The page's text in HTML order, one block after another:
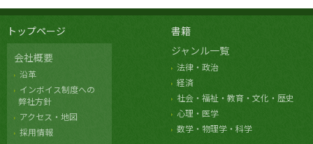
トップページ
会社概要
沿革
インボイス制度への
弊社方針
アクセス・地図
採用情報
書籍
ジャンル一覧
法律・政治
経済
社会・福祉・教育・文化・歴史
心理・医学
数学・物理学・科学